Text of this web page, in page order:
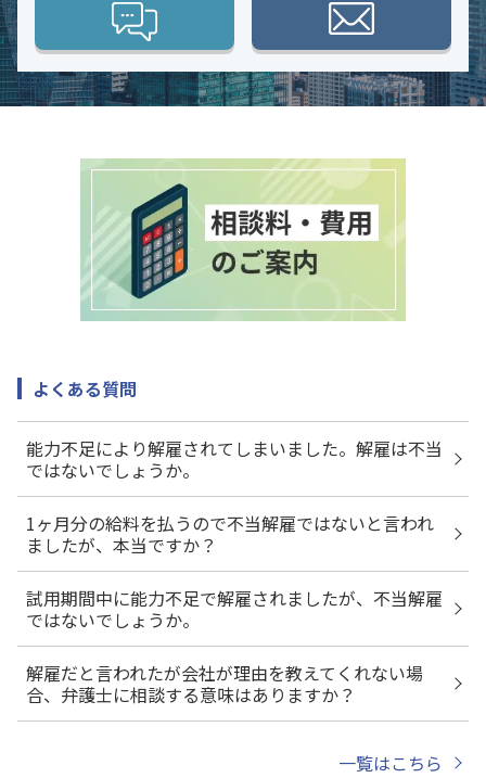
よくある質問
能力不足により解雇されてしまいました。解雇は不当
ではないでしょうか。
1ヶ月分の給料を払うので不当解雇ではないと言われ
ましたが、本当ですか？
試用期間中に能力不足で解雇されましたが、不当解雇
ではないでしょうか。
解雇だと言われたが会社が理由を教えてくれない場
合、弁護士に相談する意味はありますか？
一覧はこちら